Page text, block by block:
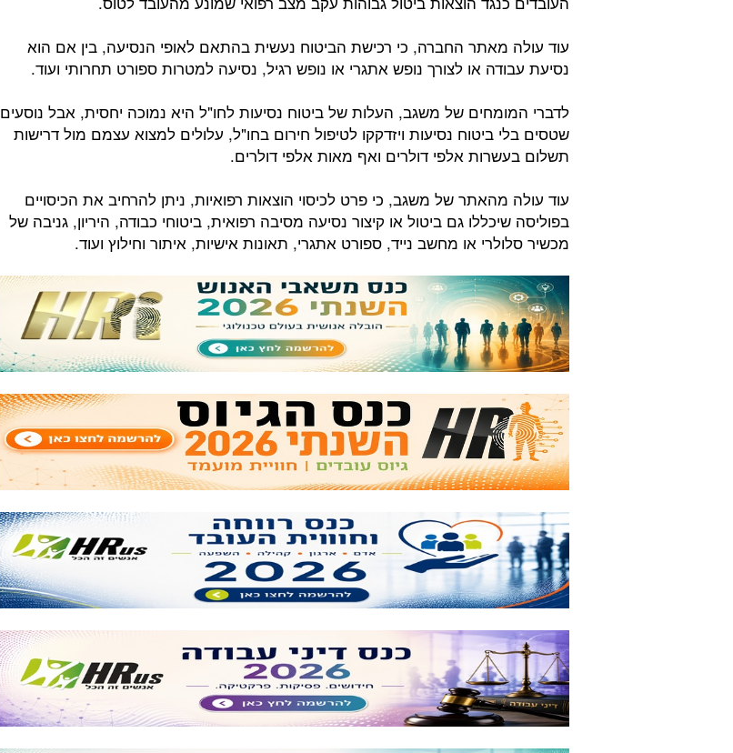
עוד עולה מאתר החברה, כי רכישת הביטוח נעשית בהתאם לאופי הנסיעה, בין אם הוא
נסיעת עבודה או לצורך נופש אתגרי או נופש רגיל, נסיעה למטרות ספורט תחרותי ועוד.
לדברי המומחים של משגב, העלות של ביטוח נסיעות לחו"ל היא נמוכה יחסית, אבל נוסעים
שטסים בלי ביטוח נסיעות ויזדקקו לטיפול חירום בחו"ל, עלולים למצוא עצמם מול דרישות
תשלום בעשרות אלפי דולרים ואף מאות אלפי דולרים.
עוד עולה מהאתר של משגב, כי פרט לכיסוי הוצאות רפואיות, ניתן להרחיב את הכיסויים
בפוליסה שיכללו גם ביטול או קיצור נסיעה מסיבה רפואית, ביטוחי כבודה, היריון, גניבה של
מכשיר סלולרי או מחשב נייד, ספורט אתגרי, תאונות אישיות, איתור וחילוץ ועוד.